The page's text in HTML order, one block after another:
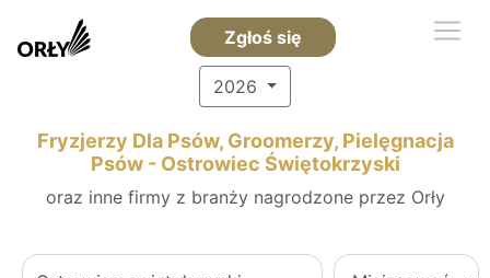
Zgłoś się
2026
Fryzjerzy Dla Psów, Groomerzy, Pielęgnacja
Psów - Ostrowiec Świętokrzyski
oraz inne firmy z branży nagrodzone przez Orły